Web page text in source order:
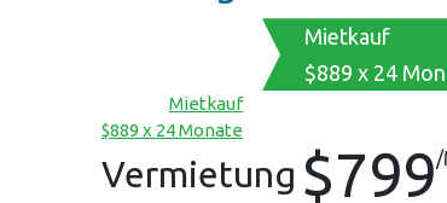
Mietkauf
$889 x 24
Mietkauf
$889 x 24 Monate
Vermietung $799/